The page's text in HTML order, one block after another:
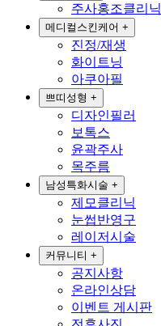
주사홍조클리닉
메디컬스킨케어 +
진정/재생
화이트닝
아쿠아필
쁘띠성형 +
디자인필러
보톡스
윤곽주사
목주름
남성특화시술 +
제모클리닉
눈썹반영구
레이저시술
커뮤니티 +
공지사항
온라인상담
이벤트 게시판